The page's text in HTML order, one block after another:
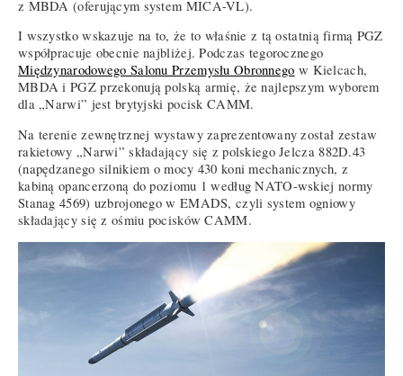
z MBDA (oferującym system MICA-VL).
I wszystko wskazuje na to, że to właśnie z tą ostatnią firmą PGZ
współpracuje obecnie najbliżej. Podczas tegorocznego
Międzynarodowego Salonu Przemysłu Obronnego w Kielcach,
MBDA i PGZ przekonują polską armię, że najlepszym wyborem
dla „Narwi” jest brytyjski pocisk CAMM.
Na terenie zewnętrznej wystawy zaprezentowany został zestaw
rakietowy „Narwi” składający się z polskiego Jelcza 882D.43
(napędzanego silnikiem o mocy 430 koni mechanicznych, z
kabiną opancerzoną do poziomu 1 według NATO-wskiej normy
Stanag 4569) uzbrojonego w EMADS, czyli system ogniowy
składający się z ośmiu pocisków CAMM.